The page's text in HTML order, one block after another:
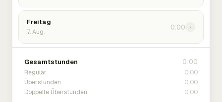
Freitag
7. Aug.
0:00 ›
Gesamtstunden 0:00
Regulär 0:00
Überstunden 0:00
Doppelte Überstunden 0:00